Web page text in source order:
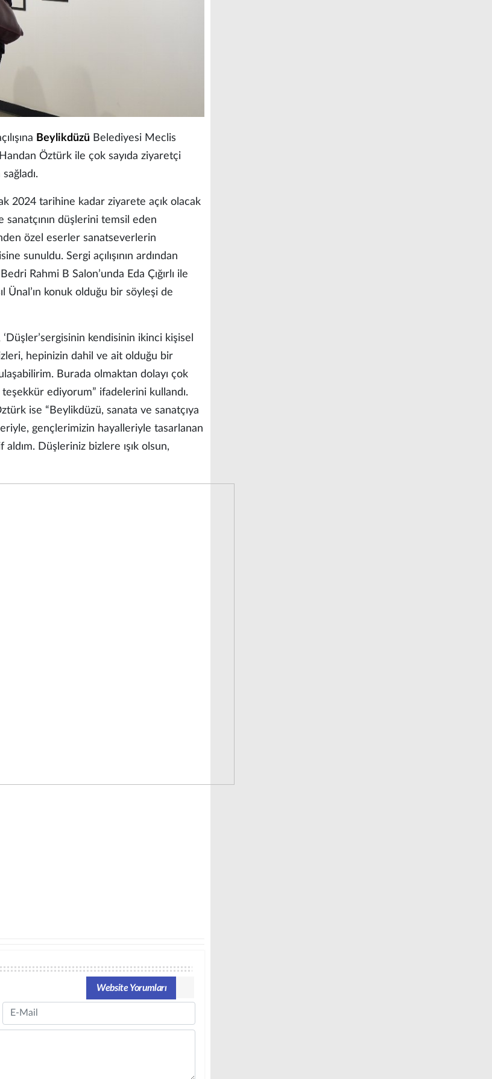
Beylikdüzü Belediyesi Meclis
Öztürk ile çok sayıda ziyaretçi
sağladı.
2024 tarihine kadar ziyarete açık olacak
sanatçının düşlerini temsil eden
özel eserler sanatseverlerin
sunuldu. Sergi açılışının ardından
Rahmi B Salon’unda Eda Çığırlı ile
Ünal’ın konuk olduğu bir söyleşi de
‘Düşler’sergisinin kendisinin ikinci kişisel
hepinizin dahil ve ait olduğu bir
Burada olmaktan dolayı çok
teşekkür ediyorum” ifadelerini kullandı.
ise “Beylikdüzü, sanata ve sanatçıya
gençlerimizin hayalleriyle tasarlanan
Düşleriniz bizlere ışık olsun,
Website Yorumları
Email